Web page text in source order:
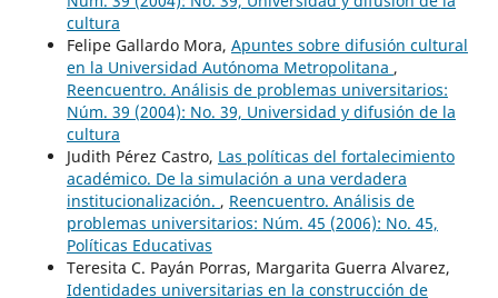
cultura
Felipe Gallardo Mora, Apuntes sobre difusión cultural
en la Universidad Autónoma Metropolitana ,
Reencuentro. Análisis de problemas universitarios:
Núm. 39 (2004): No. 39, Universidad y difusión de la
cultura
Judith Pérez Castro, Las políticas del fortalecimiento
académico. De la simulación a una verdadera
institucionalización. , Reencuentro. Análisis de
problemas universitarios: Núm. 45 (2006): No. 45,
Políticas Educativas
Teresita C. Payán Porras, Margarita Guerra Alvarez,
Identidades universitarias en la construcción de